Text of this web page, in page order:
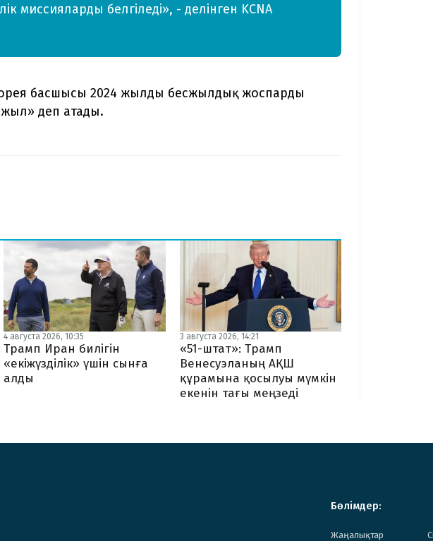
миссияларды белгіледі», - делінген KCNA
басшысы 2024 жылды бесжылдық жоспарды
деп атады.
4 августа 2026, 10:35
Трамп Иран билігін
«екіжүзділік» үшін сынға
алды
3 августа 2026, 14:21
«51-штат»: Трамп
Венесуэланың АҚШ
құрамына қосылуы мүмкін
екенін тағы меңзеді
Бөлімдер:
Жаңалықтар